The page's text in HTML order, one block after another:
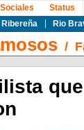
Ribereña Rio
Sociales Status
/